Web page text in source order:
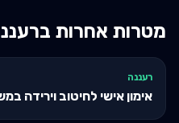
מטרות אחרות ב
רעננה
אימון אישי לחיטוב וירידה